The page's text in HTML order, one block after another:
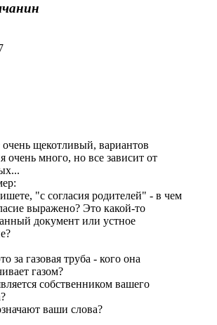
щекотливый, вариантов
очень много, но все зависит от
"с согласия родителей" - в чем
выражено? Это какой-то
документ или устное
за газовая труба - кого она
газом?
собственником вашего
ваши слова?